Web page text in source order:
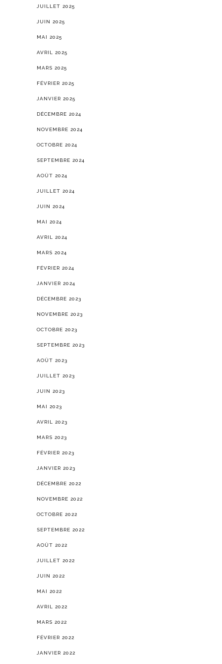
JUILLET 2025
JUIN 2025
MAI 2025
AVRIL 2025
MARS 2025
FÉVRIER 2025
JANVIER 2025
DÉCEMBRE 2024
NOVEMBRE 2024
OCTOBRE 2024
SEPTEMBRE 2024
AOÛT 2024
JUILLET 2024
JUIN 2024
MAI 2024
AVRIL 2024
MARS 2024
FÉVRIER 2024
JANVIER 2024
DÉCEMBRE 2023
NOVEMBRE 2023
OCTOBRE 2023
SEPTEMBRE 2023
AOÛT 2023
JUILLET 2023
JUIN 2023
MAI 2023
AVRIL 2023
MARS 2023
FÉVRIER 2023
JANVIER 2023
DÉCEMBRE 2022
NOVEMBRE 2022
OCTOBRE 2022
SEPTEMBRE 2022
AOÛT 2022
JUILLET 2022
JUIN 2022
MAI 2022
AVRIL 2022
MARS 2022
FÉVRIER 2022
JANVIER 2022